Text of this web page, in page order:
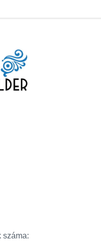
száma: